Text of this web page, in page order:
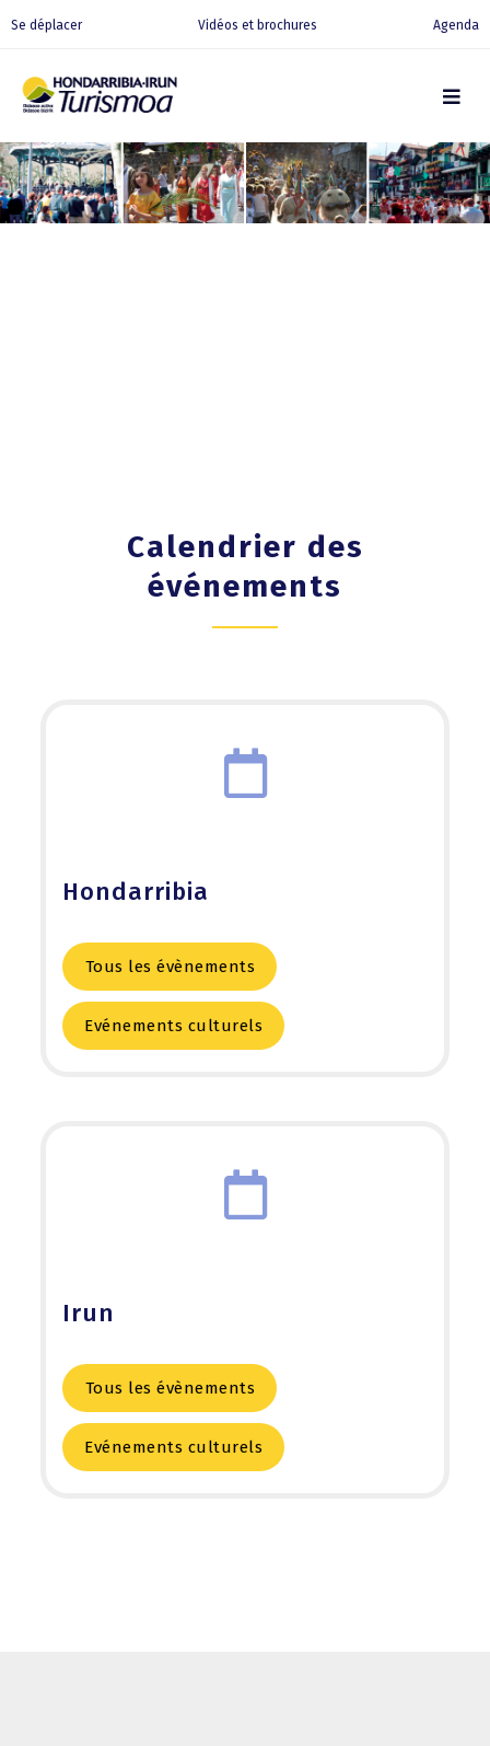
Se déplacer Vidéos et brochures Agenda
Calendrier des
événements
Hondarribia
Tous les évènements
Evénements culturels
Irun
Tous les évènements
Evénements culturels